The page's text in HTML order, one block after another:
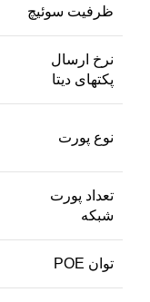
ظرفیت سوئیچ
نرخ ارسال
پکتهای دیتا
نوع پورت
تعداد پورت
شبکه
توان POE